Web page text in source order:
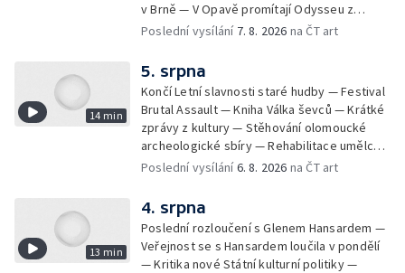
v Brně — V Opavě promítají Odysseu z
filmového pásu
Poslední vysílání 7. 8. 2026 na ČT art
14 min
5. srpna
Končí Letní slavnosti staré hudby — Festival
Brutal Assault — Kniha Válka ševců — Krátké
zprávy z kultury — Stěhování olomoucké
archeologické sbíry — Rehabilitace umělce
Milana Knížáka — Trailer na film Osamělý vlk
Poslední vysílání6. 8. 2026 na ČT art
13 min
4. srpna
Poslední rozloučení s Glenem Hansardem —
Veřejnost se s Hansardem loučila v pondělí
— Kritika nové Státní kulturní politiky —